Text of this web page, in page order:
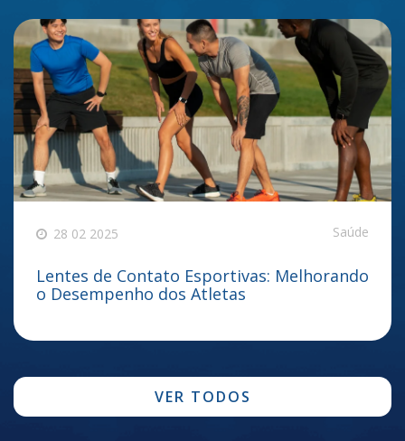
28 02 2025 Saúde
Lentes de Contato Esportivas: Melhorando
o Desempenho dos Atletas
VER TODOS